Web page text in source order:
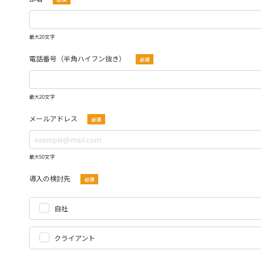
最大20文字
電話番号（半角ハイフン抜き）
最大20文字
メールアドレス
最大50文字
導入の検討先
自社
クライアント